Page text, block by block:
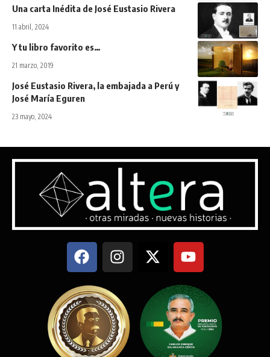
Una carta Inédita de José Eustasio Rivera
11 abril, 2024
Y tu libro favorito es…
21 marzo, 2019
José Eustasio Rivera, la embajada a Perú y
José María Eguren
23 mayo, 2024